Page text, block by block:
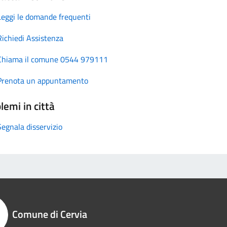
le domande frequenti
Assistenza
il comune 0544 979111
un appuntamento
in città
disservizio
Comune di Cervia